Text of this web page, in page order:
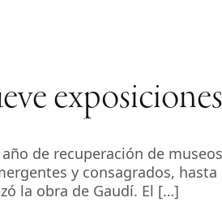
de recuperación de
y consagrados,
la obra de Gaudí. El […]